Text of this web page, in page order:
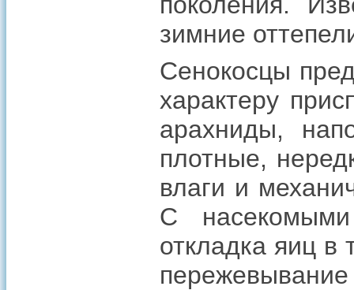
зимние
Сенокосцы
характеру
арахниды,
плотные,
влаги и
С
откладка яиц в